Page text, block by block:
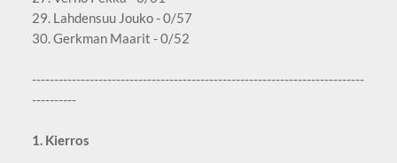
29. Lahdensuu Jouko - 0/57
30. Gerkman Maarit - 0/52
---------------------------------------------------------------------------
----------
1. Kierros